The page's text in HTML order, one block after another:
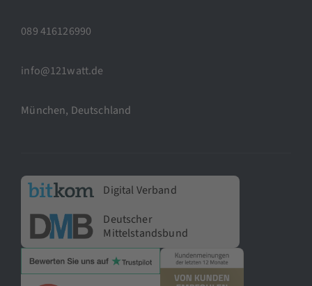
089 416126990
info@121watt.de
München, Deutschland
Digital Verband
Deutscher
Mittelstandsbund